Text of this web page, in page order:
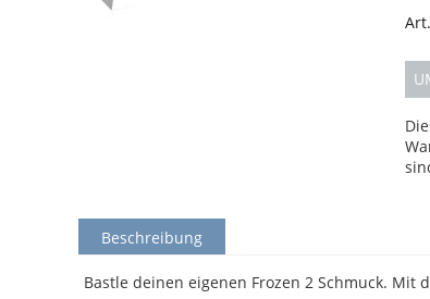
Beschreibung
Bastle deinen eigenen Frozen 2 Schmuck.